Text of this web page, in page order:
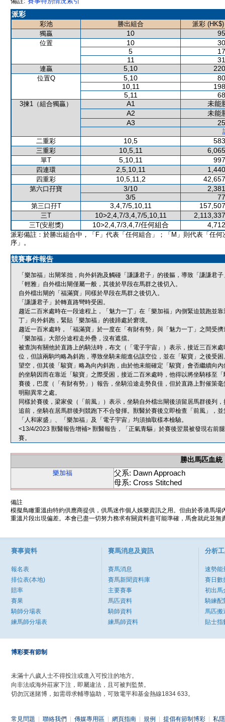
派彩
彩池 勝出組合
派彩 (HK$)
獨贏
10
位置 10
5
11
連贏 5,10
位置Q 5,10
10,11
5,11
3揀1（組合獨贏） A1
未能
A2
未能
A3
二重彩
10,5
三重彩 10,5,11
單T 5,10,11
四連環 2,5,10,11
四重彩 10,5,11,2
第六口孖寶 3/10
3/5
第三口孖T 3,4,7/5,10,11
三T 10>2,4,7/3,4,7/5,10,11
三T(安慰獎) 10>2,4,7/3,4,7/任何組合
派彩備註：於勝出組合中，「F」代表「任何組合」；「M」則代表「任何
序」。
競賽事件報告
「樂加福」出閘笨拙，向外斜跑及觸碰「謙謙君子」的後軀，導致「謙謙君
「輕雅」自外檔出閘僅屬一般，其後於早段在馬群之後切入。
自外檔出閘的「福滿寶」同樣於早段在馬群之後切入。
「謙謙君子」於轉直路彎時受困。
趨近二百米處時在一段途程上，「魅力一丁」在「樂加福」內側緊迫競跑並
丁」向外斜跑，緊貼「樂加福」的後蹄處於窘境。
趨近一百米處時，「福滿寶」於一度在「有財有勢」與「魅力一丁」之間受
「樂加福」大部分途程走外疊，沒有遮擋。
被查詢有關他於直路上的騎法時，布文（「電子宇宙」）表示，接近三百米
位，但該兩駒均略為斜跑，導致坐騎未能進佔該空位，並在「駿寶」之後受
望空，但其後「駿寶」略為向內斜跑，由於他未能確定「駿寶」會否繼續向
的坐騎因而在靠近「駿寶」之際受困，接近二百米處時，他得以將坐騎移至
賽後，巴度（「有財有勢」）報告，坐騎沿途走勢良佳，但於直路上對催策
明顯異常之處。
同樣於賽後，梁家俊（「前風」）表示，坐騎自外檔出閘後須留居馬群後列
追前，坐騎在居馬群後列競跑下不合發揮。獸醫於賽後立即檢查「前風」，
「人和家盛」、「樂加福」及「電子宇宙」均須抽取樣本檢驗。
<13/4/2023 獸醫報告增補> 獸醫報告，「正氣青驅」於賽後翌晨被發現右前
賽。
勝出馬匹血統
樂加福
父系: Dawn Approach
母系: Cross Stitched
備註
模擬鳥瞰重溫由特約供應商提供，供馬迷作個人娛樂資訊之用。但由於香港馬
重溫片段出現偏差。本會已盡一切努力務求有關資料盡可能準確，馬會就此並
賽事資料
報名表
排位表(本地)
賠率
賽果
騎師分場表
練馬師分場表
賽馬消息及資訊
賽馬消息
賽馬新聞資料庫
主要賽事
馬匹資料
騎師資料
練馬師資料
分析
速勢能
賽日數
初出馬
騎練配
馬匹搬
貼士指
博彩要有節制
未滿十八歲人士不得投注或進入可投注的地方。
向非法或海外莊家下注，即屬違法，且可被判監禁。
切勿沉迷賭博，如需尋求輔導協助，可致電平和基金熱線1834 633。
常見問題 聯絡我們 傳媒專用區 網頁指南 規例 提倡有節制博彩 私